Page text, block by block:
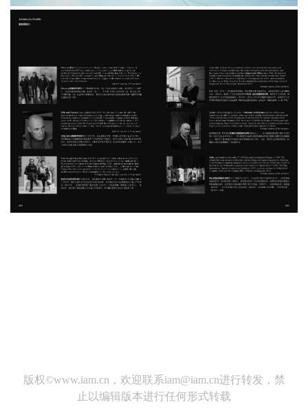
版权©www.iam.cn ，欢迎联系iam@iam.cn进行转发，禁
止以编辑版本进行任何形式转载